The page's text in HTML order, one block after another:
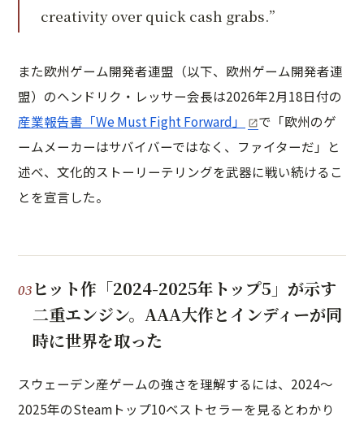
creativity over quick cash grabs.”
また欧州ゲーム開発者連盟（以下、欧州ゲーム開発者連
盟）のヘンドリク・レッサー会長は2026年2月18日付の
産業報告書「We Must Fight Forward」
で「欧州のゲ
ームメーカーはサバイバーではなく、ファイターだ」と
述べ、文化的ストーリーテリングを武器に戦い続けるこ
とを宣言した。
ヒット作「2024-2025年トップ5」が示す
二重エンジン。AAA大作とインディーが同
時に世界を取った
スウェーデン産ゲームの強さを理解するには、2024〜
2025年のSteamトップ10ベストセラーを見るとわかり